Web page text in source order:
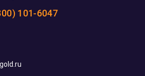
101-6047